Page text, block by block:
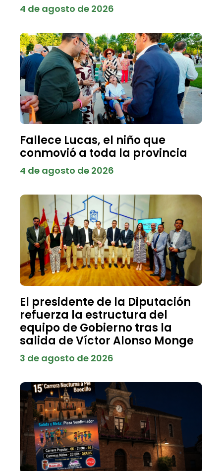
4 de agosto de 2026
Fallece Lucas, el niño que
conmovió a toda la provincia
4 de agosto de 2026
El presidente de la Diputación
refuerza la estructura del
equipo de Gobierno tras la
salida de Víctor Alonso Monge
3 de agosto de 2026